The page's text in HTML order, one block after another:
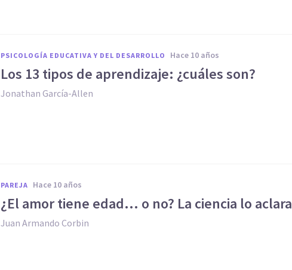
PSICOLOGÍA EDUCATIVA Y DEL DESARROLLO hace 10 años
Los 13 tipos de aprendizaje: ¿cuáles son?
Jonathan García-Allen
PAREJA hace 10 años
​¿El amor tiene edad... o no? La ciencia lo aclara
Juan Armando Corbin